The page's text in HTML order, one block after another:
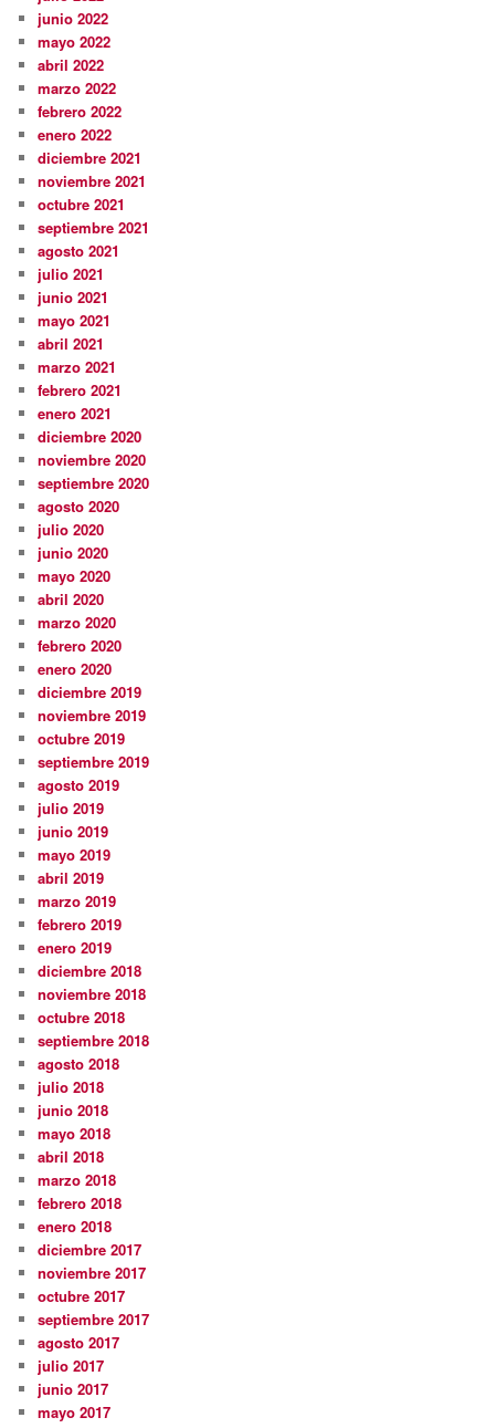
junio 2022
mayo 2022
abril 2022
marzo 2022
febrero 2022
enero 2022
diciembre 2021
noviembre 2021
octubre 2021
septiembre 2021
agosto 2021
julio 2021
junio 2021
mayo 2021
abril 2021
marzo 2021
febrero 2021
enero 2021
diciembre 2020
noviembre 2020
septiembre 2020
agosto 2020
julio 2020
junio 2020
mayo 2020
abril 2020
marzo 2020
febrero 2020
enero 2020
diciembre 2019
noviembre 2019
octubre 2019
septiembre 2019
agosto 2019
julio 2019
junio 2019
mayo 2019
abril 2019
marzo 2019
febrero 2019
enero 2019
diciembre 2018
noviembre 2018
octubre 2018
septiembre 2018
agosto 2018
julio 2018
junio 2018
mayo 2018
abril 2018
marzo 2018
febrero 2018
enero 2018
diciembre 2017
noviembre 2017
octubre 2017
septiembre 2017
agosto 2017
julio 2017
junio 2017
mayo 2017